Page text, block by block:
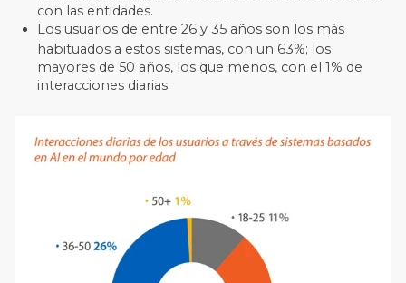
con las entidades.
Los usuarios de entre 26 y 35 años son los más
habituados a estos sistemas, con un 63%; los
mayores de 50 años, los que menos, con el 1% de
interacciones diarias.